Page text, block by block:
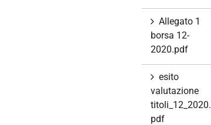
Allegato 1
borsa 12-
2020.pdf
esito
valutazione
titoli_12_2020.
pdf